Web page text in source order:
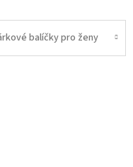
balíčky pro ženy